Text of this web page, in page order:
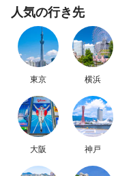
人気の行き先
東京 横浜
大阪 神戸